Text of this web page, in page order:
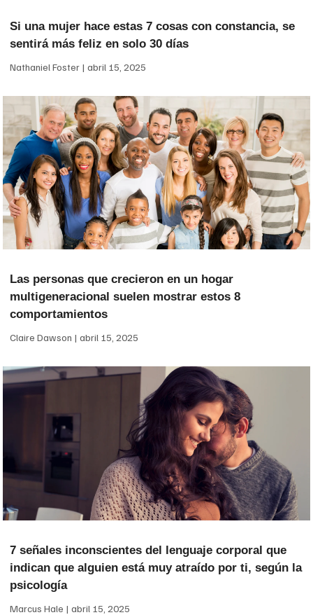
Si una mujer hace estas 7 cosas con constancia, se
sentirá más feliz en solo 30 días
Nathaniel Foster abril 15, 2025
Las personas que crecieron en un hogar
multigeneracional suelen mostrar estos 8
comportamientos
Claire Dawson abril 15, 2025
7 señales inconscientes del lenguaje corporal que
indican que alguien está muy atraído por ti, según la
psicología
Marcus Hale abril 15, 2025